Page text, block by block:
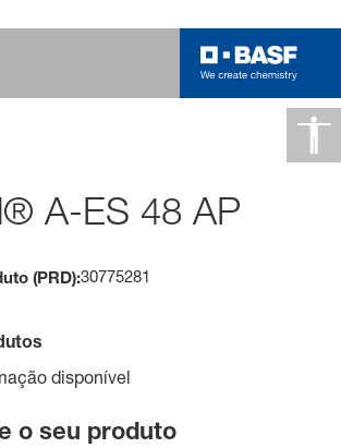
A-ES 48 AP
(PRD):30775281
disponível
o seu produto